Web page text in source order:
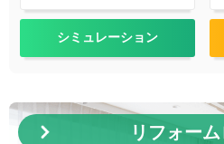
シミュレーション
リフォー